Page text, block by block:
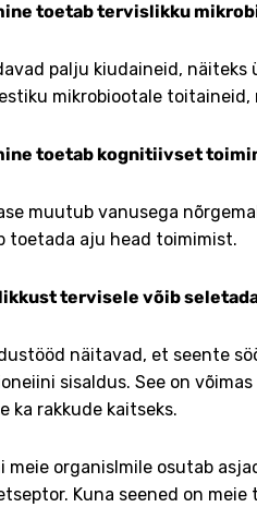
toetab tervislikku
palju kiudaineid,
mikrobiootale
toetab kognitiivset
muutub vanusega
toetada aju head toimimist.
tervisele võib
näitavad, et seente
sisaldus. See on
ka rakkude kaitseks.
meie organislmile osutab
Kuna seened on